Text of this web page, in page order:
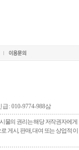
: 010-9774-988삼
물의 권리는 해당 저작권자에게
게시, 판매, 대여 또는 상업적 이